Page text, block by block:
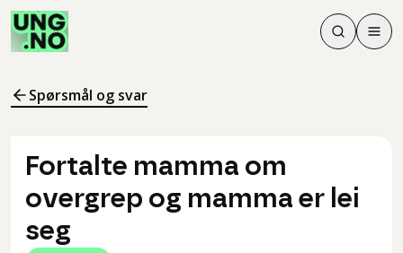
Søk
Søk
Meny
Spørsmål og svar
Fortalte mamma om
overgrep og mamma er lei
seg